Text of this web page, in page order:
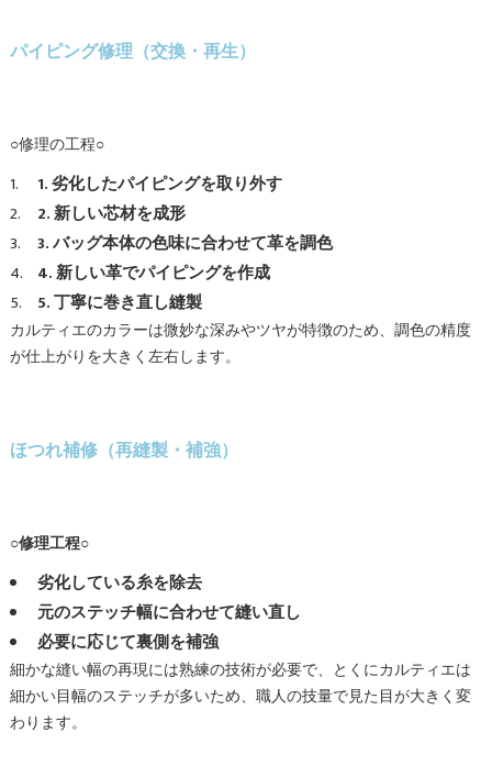
パイピング修理（交換・再生）
○修理の工程○
1. 劣化したパイピングを取り外す
2. 新しい芯材を成形
3. バッグ本体の色味に合わせて革を調色
4. 新しい革でパイピングを作成
5. 丁寧に巻き直し縫製
カルティエのカラーは微妙な深みやツヤが特徴のため、調色の精度
が仕上がりを大きく左右します。
ほつれ補修（再縫製・補強）
○修理工程○
劣化している糸を除去
元のステッチ幅に合わせて縫い直し
必要に応じて裏側を補強
細かな縫い幅の再現には熟練の技術が必要で、とくにカルティエは
細かい目幅のステッチが多いため、職人の技量で見た目が大きく変
わります。